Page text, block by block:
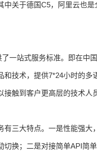
关于德国C5，阿里云也
一站式服务标准。即在中
技术，提供7*24小时的
触到客户更高层的技术人
三大特点。一是性能强
换；二是对接简单API简